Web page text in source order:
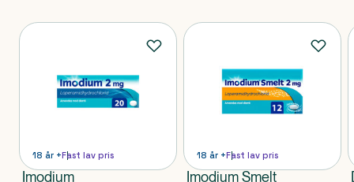
Produkter
18 år +Fast lav pris
Imodium
18 år +Fast lav pris
Imodium Smelt